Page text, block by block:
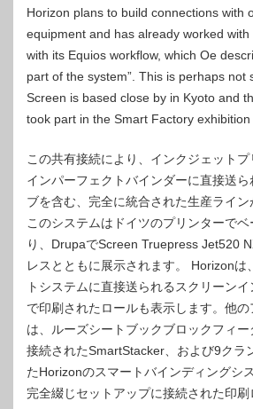
Horizon plans to build connections with
equipment and has already worked
with its Equios workflow, which Oe
part of the system”. This is perhaps not
Screen is based close by in Kyoto and
took part in the Smart Factory
この共有接続により、インクジェット
インパーフェクトバインダーに直接送
ブを含む、完全に統合された生産ライン
このシステムはドイツのプリンターで
り、DrupaでScreen Truepress Jet520
レスとともに展示されます。 Horizo​​nは
トシステムに直接送られるスクリーン
で印刷されたロールも表示します。他
は、ルーズシートブックブロックフィ
接続されたSmartStacker、および9クラ
たHorizo​​nのスマートバインディングシ
完全綴じセットアップに接続された印刷